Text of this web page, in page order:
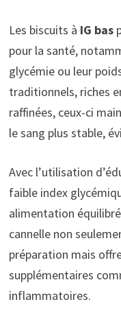
Les biscuits à IG bas
pour la santé,
glycémie ou leur
traditionnels, riches
raffinées, ceux-ci
le sang plus stable,
Avec l’utilisation
faible index
alimentation
cannelle non
préparation mais
supplémentaires
inflammatoires.